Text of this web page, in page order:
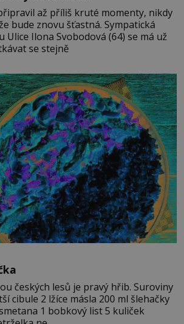
až příliš kruté momenty, nikdy
znovu šťastná. Sympatická
Ulice Ilona Svobodová (64) se má už
se stejně
lesů je pravý hřib. Suroviny
cibule 2 lžíce másla 200 ml šlehačky
1 bobkový list 5 kuliček